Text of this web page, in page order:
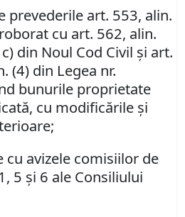
prevederile art. 553, alin.
cu art. 562, alin.
din Noul Cod Civil şi art.
(4) din Legea nr.
bunurile proprietate
cu modificările şi
avizele comisiilor de
5 şi 6 ale Consiliului